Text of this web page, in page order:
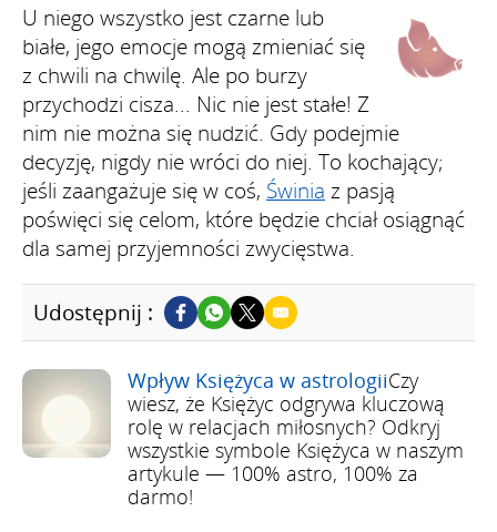
U niego wszystko jest czarne lub
białe, jego emocje mogą zmieniać się
z chwili na chwilę. Ale po burzy
przychodzi cisza... Nic nie jest stałe! Z
nim nie można się nudzić. Gdy podejmie
decyzję, nigdy nie wróci do niej. To kochający;
jeśli zaangażuje się w coś, Świnia z pasją
poświęci się celom, które będzie chciał osiągnąć
dla samej przyjemności zwycięstwa.
Udostępnij :
Wpływ Księżyca w astrologiiCzy
wiesz, że Księżyc odgrywa kluczową
rolę w relacjach miłosnych? Odkryj
wszystkie symbole Księżyca w naszym
artykule — 100% astro, 100% za
darmo!